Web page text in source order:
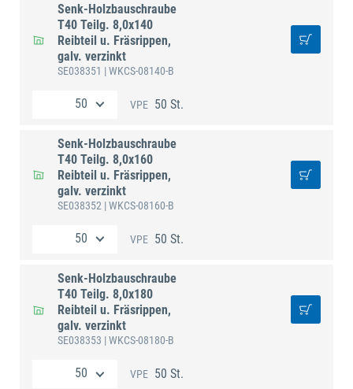
Senk-Holzbauschraube
T40 Teilg. 8,0x140
Reibteil u. Fräsrippen,
galv. verzinkt
SE038351 | WKCS-08140-B
VPE 50 St.
Senk-Holzbauschraube
T40 Teilg. 8,0x160
Reibteil u. Fräsrippen,
galv. verzinkt
SE038352 | WKCS-08160-B
VPE 50 St.
Senk-Holzbauschraube
T40 Teilg. 8,0x180
Reibteil u. Fräsrippen,
galv. verzinkt
SE038353 | WKCS-08180-B
VPE 50 St.